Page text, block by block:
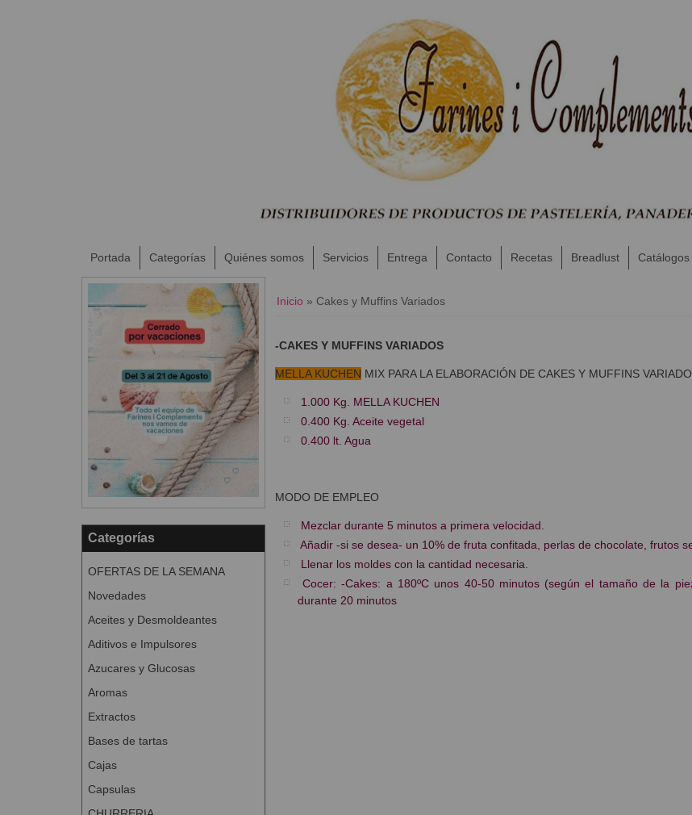
Portada Categorías Quiénes somos Servicios Entrega Contacto Recetas Breadlust Catálogos
Categorías
OFERTAS DE LA SEMANA
Novedades
Aceites y Desmoldeantes
Aditivos e Impulsores
Azucares y Glucosas
Aromas
Extractos
Bases de tartas
Cajas
Capsulas
Inicio » Cakes y Muffins Variados
-CAKES Y MUFFINS VARIADOS
MELLA KUCHEN MIX PARA LA ELABORACIÓN DE CAKES Y MUFFINS
1.000 Kg. MELLA KUCHEN
0.400 Kg. Aceite vegetal
0.400 lt. Agua
MODO DE EMPLEO
Mezclar durante 5 minutos a primera velocidad.
Añadir -si se desea- un 10% de fruta confitada, perlas de chocolate, frutos
Llenar los moldes con la cantidad necesaria.
Cocer: -Cakes: a 180ºC unos 40-50 minutos (según el tamaño de la
durante 20 minutos